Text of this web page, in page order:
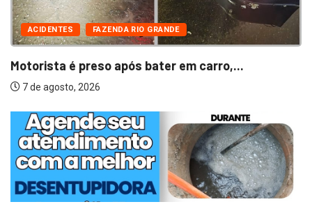
ACIDENTES FAZENDA RIO GRANDE
Motorista é preso após bater em carro,...
7 de agosto, 2026